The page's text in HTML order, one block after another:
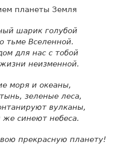
шарик голубой
тьме Вселенной.
для нас с тобой
неизменной.
моря и океаны,
зеленые леса,
вулканы,
синеют небеса.
прекрасную планету!